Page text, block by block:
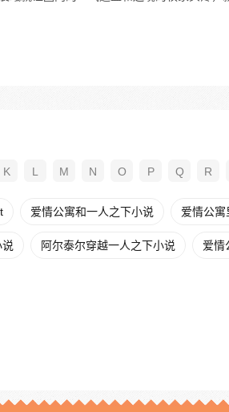
K L M N O P Q R
爱情公寓和一人之下小说 爱情公
阿尔泰尔穿越一人之下小说 爱情